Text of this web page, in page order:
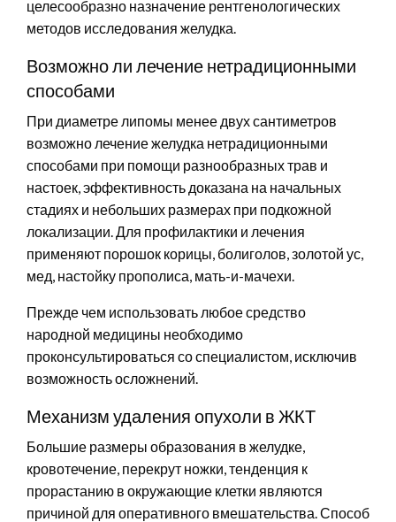
целесообразно назначение рентгенологических
методов исследования желудка.
Возможно ли лечение нетрадиционными
способами
При диаметре липомы менее двух сантиметров
возможно лечение желудка нетрадиционными
способами при помощи разнообразных трав и
настоек, эффективность доказана на начальных
стадиях и небольших размерах при подкожной
локализации. Для профилактики и лечения
применяют порошок корицы, болиголов, золотой ус,
мед, настойку прополиса, мать-и-мачехи.
Прежде чем использовать любое средство
народной медицины необходимо
проконсультироваться со специалистом, исключив
возможность осложнений.
Механизм удаления опухоли в ЖКТ
Большие размеры образования в желудке,
кровотечение, перекрут ножки, тенденция к
прорастанию в окружающие клетки являются
причиной для оперативного вмешательства. Способ